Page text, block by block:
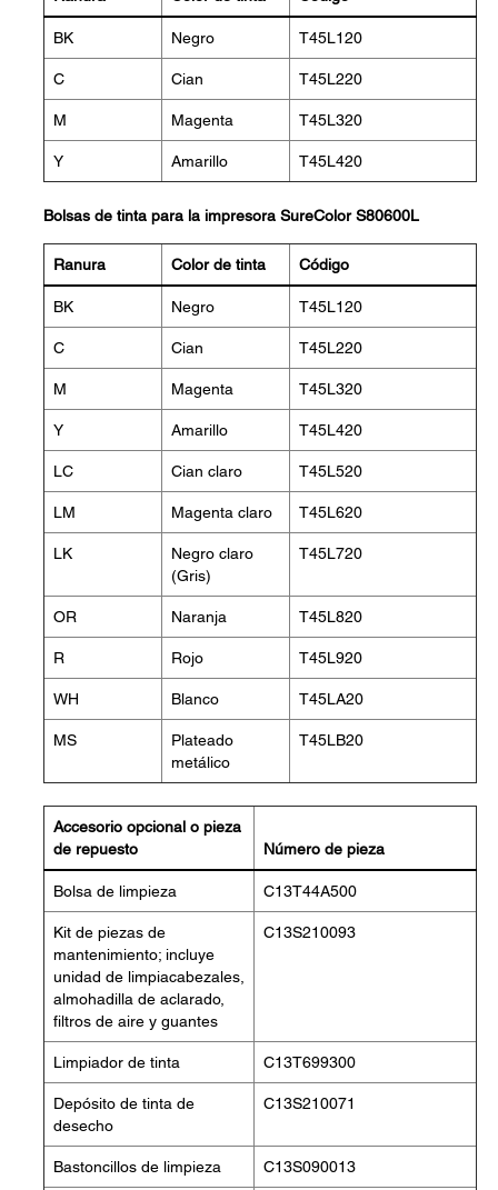
BK Negro T45L120
C Cian T45L220
M Magenta T45L320
Y Amarillo T45L420
Bolsas de tinta para la impresora SureColor S80600L
Ranura Color de tinta Código
BK Negro T45L120
C Cian T45L220
M Magenta T45L320
Y Amarillo T45L420
LC Cian claro T45L520
LM Magenta claro T45L620
LK
Negro claro
(Gris)
T45L720
OR Naranja T45L820
R Rojo T45L920
WH Blanco T45LA20
MS
Plateado
metálico
T45LB20
Accesorio opcional o pieza
de repuesto
Número de pieza
Bolsa de limpieza C13T44A500
Kit de piezas de
mantenimiento; incluye
unidad de limpiacabezales,
almohadilla de aclarado,
filtros de aire y guantes
C13S210093
Limpiador de tinta C13T699300
Depósito de tinta de
desecho
C13S210071
Bastoncillos de limpieza C13S090013